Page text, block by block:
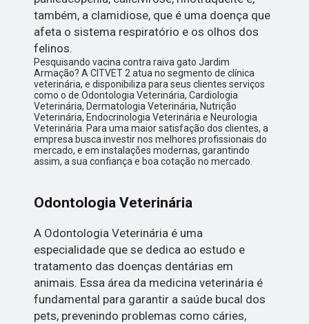
também, a clamidiose, que é uma doença que
afeta o sistema respiratório e os olhos dos
felinos.
Pesquisando vacina contra raiva gato Jardim
Armação? A CITVET 2 atua no segmento de clínica
veterinária, e disponibiliza para seus clientes serviços
como o de Odontologia Veterinária, Cardiologia
Veterinária, Dermatologia Veterinária, Nutrição
Veterinária, Endocrinologia Veterinária e Neurologia
Veterinária. Para uma maior satisfação dos clientes, a
empresa busca investir nos melhores profissionais do
mercado, e em instalações modernas, garantindo
assim, a sua confiança e boa cotação no mercado.
Odontologia Veterinária
A Odontologia Veterinária é uma
especialidade que se dedica ao estudo e
tratamento das doenças dentárias em
animais. Essa área da medicina veterinária é
fundamental para garantir a saúde bucal dos
pets, prevenindo problemas como cáries,